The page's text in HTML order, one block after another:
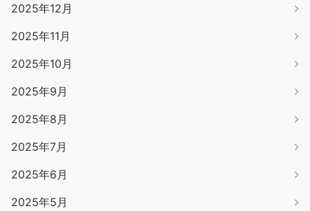
2025年12月
2025年11月
2025年10月
2025年9月
2025年8月
2025年7月
2025年6月
2025年5月